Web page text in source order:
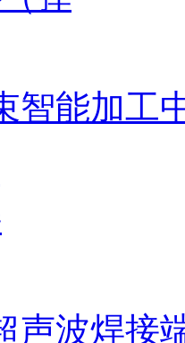
智能加工
声波焊接